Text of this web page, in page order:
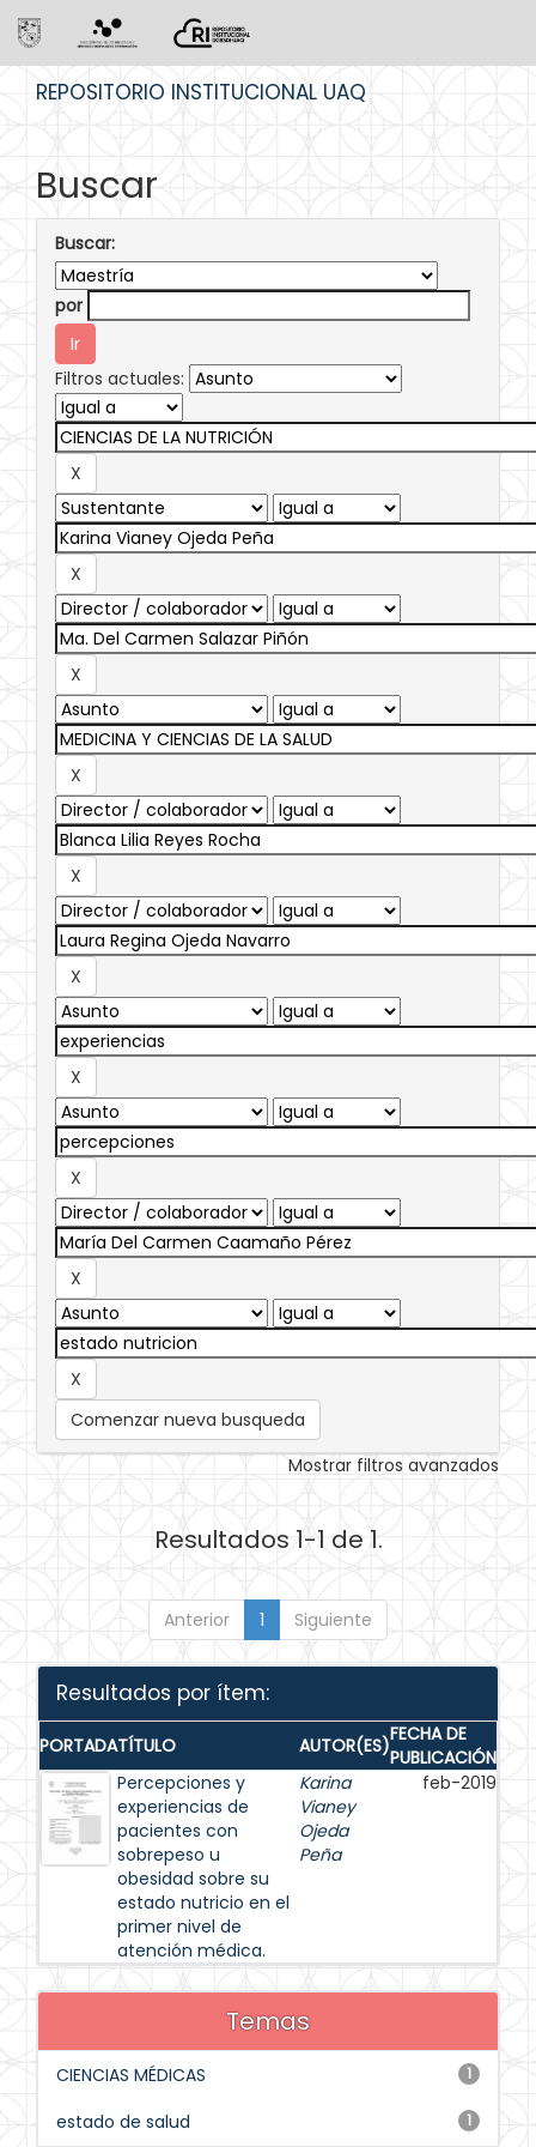
REPOSITORIO INSTITUCIONAL UAQ
Buscar
Buscar:
por
Filtros actuales:
Comenzar nueva busqueda
Mostrar filtros avanzados
Resultados 1-1 de 1.
Anterior 1 Siguiente
Resultados por ítem:
PORTADATÍTULO AUTOR(ES)FECHA DE
PUBLICACIÓN
Percepciones y
experiencias de
pacientes con
sobrepeso u
obesidad sobre su
estado nutricio en el
primer nivel de
atención médica.
Karina
Vianey
Ojeda
Peña
feb-2019
Temas
1
CIENCIAS MÉDICAS
1
estado de salud